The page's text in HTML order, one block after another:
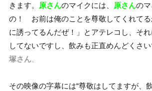
きます。 原さんのマイクには、 原さんの
の！ お前は俺のことを尊敬してくれてる
に誘ってるんだぜ！」とアテレコし、そ
してないですし、飲みも正直めんどくさ
塚さん。
その映像の字幕には“尊敬はしてますが、